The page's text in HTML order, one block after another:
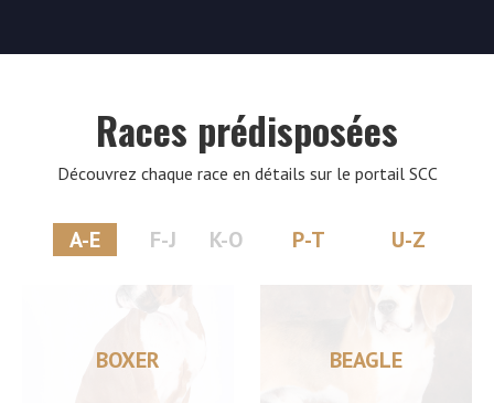
Races prédisposées
Découvrez chaque race en détails sur le portail SCC
A-E F-J K-O P-T U-Z
BOXER BEAGLE